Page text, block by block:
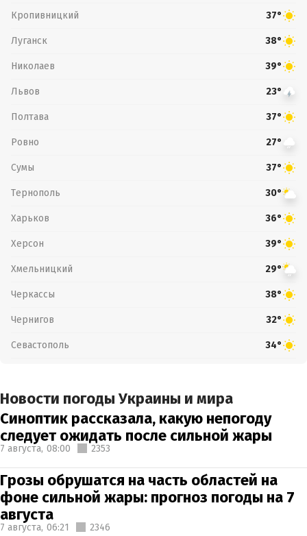
Кропивницкий 37°
Луганск 38°
Николаев 39°
Львов 23°
Полтава 37°
Ровно 27°
Сумы 37°
Тернополь 30°
Харьков 36°
Херсон 39°
Хмельницкий 29°
Черкассы 38°
Чернигов 32°
Севастополь 34°
Новости погоды Украины и мира
Синоптик рассказала, какую непогоду
следует ожидать после сильной жары
7 августа, 08:00 2353
Грозы обрушатся на часть областей на
фоне сильной жары: прогноз погоды на 7
августа
7 августа, 06:21 2346